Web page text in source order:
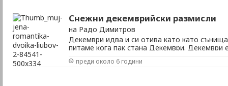
Снежни декемврийски размисли
на Радо Димитров
Декември идва и си отива като като
питаме кога пак стана Декември. Декември
преди около 6 години